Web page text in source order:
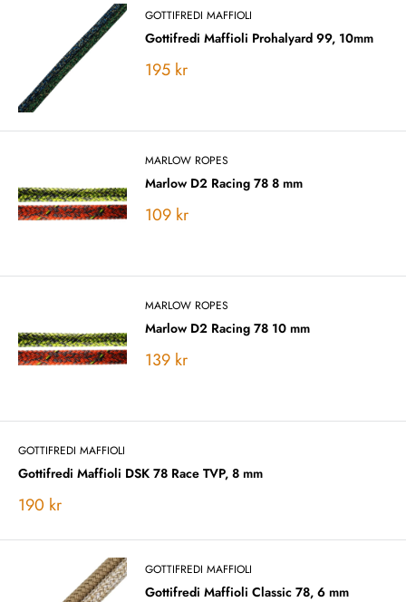
GOTTIFREDI MAFFIOLI
Gottifredi Maffioli Prohalyard 99, 10mm
Vårt
195 kr
MARLOW ROPES
Marlow D2 Racing 78 8 mm
Vårt
109 kr
MARLOW ROPES
Marlow D2 Racing 78 10 mm
Vårt
139 kr
GOTTIFREDI MAFFIOLI
Gottifredi Maffioli DSK 78 Race TVP, 8 mm
Vårt
190 kr
GOTTIFREDI MAFFIOLI
Gottifredi Maffioli Classic 78, 6 mm